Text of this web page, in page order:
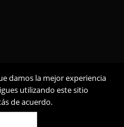
damos la mejor experiencia
utilizando este sitio
de acuerdo.